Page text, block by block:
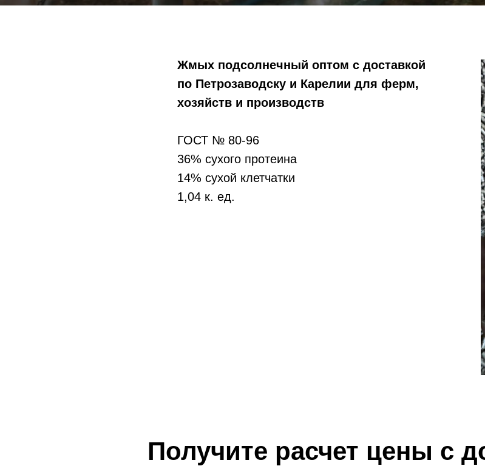
Жмых подсолнечный оптом с доставкой
по Петрозаводску и Карелии для ферм,
хозяйств и производств
ГОСТ № 80-96
36% сухого протеина
14% сухой клетчатки
1,04 к. ед.
Получите расчет цены с